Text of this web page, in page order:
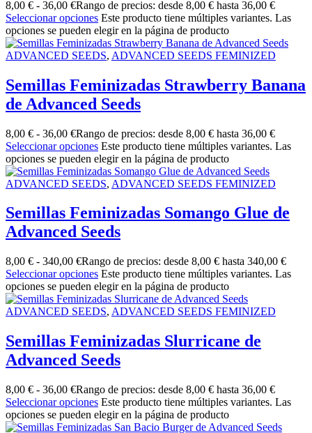
8,00 € - 36,00 €Rango de precios: desde 8,00 € hasta 36,00 €
Seleccionar opciones Este producto tiene múltiples variantes. Las
opciones se pueden elegir en la página de producto
ADVANCED SEEDS, ADVANCED SEEDS FEMINIZED
Semillas Feminizadas Strawberry Banana
de Advanced Seeds
8,00 € - 36,00 €Rango de precios: desde 8,00 € hasta 36,00 €
Seleccionar opciones Este producto tiene múltiples variantes. Las
opciones se pueden elegir en la página de producto
ADVANCED SEEDS, ADVANCED SEEDS FEMINIZED
Semillas Feminizadas Somango Glue de
Advanced Seeds
8,00 € - 340,00 €Rango de precios: desde 8,00 € hasta 340,00 €
Seleccionar opciones Este producto tiene múltiples variantes. Las
opciones se pueden elegir en la página de producto
ADVANCED SEEDS, ADVANCED SEEDS FEMINIZED
Semillas Feminizadas Slurricane de
Advanced Seeds
8,00 € - 36,00 €Rango de precios: desde 8,00 € hasta 36,00 €
Seleccionar opciones Este producto tiene múltiples variantes. Las
opciones se pueden elegir en la página de producto